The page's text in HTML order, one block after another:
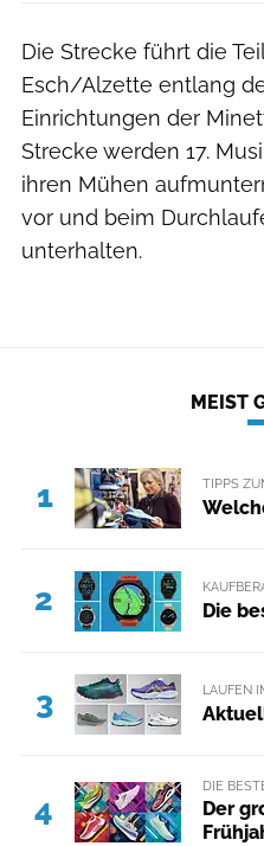
Die Strecke führt die
Esch/Alzette entlang
Einrichtungen der
Strecke werden 17.
ihren Mühen
vor und beim
unterhalten.
MEIST
1 TIPPS
2 Die
3 LAUFEN
4
DIE
Der